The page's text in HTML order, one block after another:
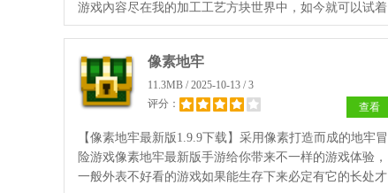
游戏內容尽在我的加工工艺方块世界中，如今就可以试着
添加到游戏里面来。
像素地牢
11.3MB / 2025-10-13 / 3
评分：
查看
【像素地牢最新版1.9.9下载】采用像素打造而成的地牢冒
险游戏像素地牢最新版手游给你带来不一样的游戏体验，
一般外表不好看的游戏如果能生存下来必定有它的长处才